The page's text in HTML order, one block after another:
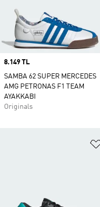
Price
8.149 TL
SAMBA 62 SUPER MERCEDES
AMG PETRONAS F1 TEAM
AYAKKABI
Originals